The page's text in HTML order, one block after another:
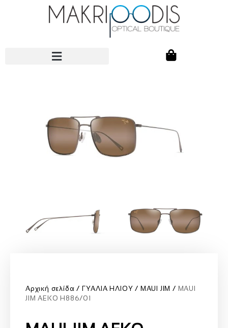
Αρχική σελίδα ΓΥΑΛΙΑ ΗΛΙΟΥ MAUI JIM
MAUI
JIM AEKO H886/01